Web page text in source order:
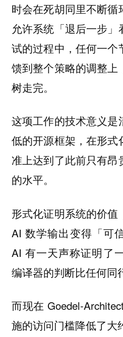
时会在死胡同里不断
允许系统「退后一步
试的过程中，任何一个
馈到整个策略的调整上
树走完。
这项工作的技术意义是
低的开源框架，在形式
准上达到了此前只有昂
的水平。
形式化证明系统的价
AI 数学输出变得「可
AI 有一天声称证明了
编译器的判断比任何同
而现在 Goedel-
施的访问门槛降低了大